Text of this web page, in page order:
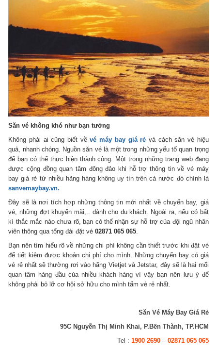
Săn vé không khó như bạn tưởng
Không phải ai cũng biết vềvé máy bay giá rẻ và cách săn vé hiệu
quả, nhanh chóng. Nguồn săn vé là một trong những yếu tố quan trọng
để bạn có thể thực hiện thành công. Một trong những trang web đang
được cộng đồng quan tâm đông đảo khi hỗ trợ thông tin về vé máy
bay giá rẻ từ nhiều hãng hàng không uy tín trên cả nước đó chính là
sanvemaybay.vn.
Đây sẽ là nơi tích hợp những thông tin mới nhất về chuyến bay, giá
vé, những đợt khuyến mãi,.. dành cho du khách. Ngoài ra, nếu có bất
kì thắc mắc nào chưa rõ, bạn có thể nhận sự hỗ trợ của đội ngũ nhân
viên thông qua tổng đài đặt vé02871 065 065
Bạn nên tìm hiểu rõ về những chi phí không cần thiết trước khi đặt vé
để tiết kiệm được khoản chi phí cho mình. Những chuyến bay có giá
vé rẻ nhất sẽ thường rơi vào hãng Vietjet và Jetstar, đây sẽ là hai mối
quan tâm hàng đầu của nhiều khách hàng vì vậy bạn nên lưu ý để
không phải bỏ lỡ cơ hội sở hữu cho mình tấm vè rẻ nhất.
Săn Vé Máy Bay Giá Rẻ
95C Nguyễn Thị Minh Khai, P.Bến Thành, TP.HCM
Tel : 1900 2690– 02871 065 065